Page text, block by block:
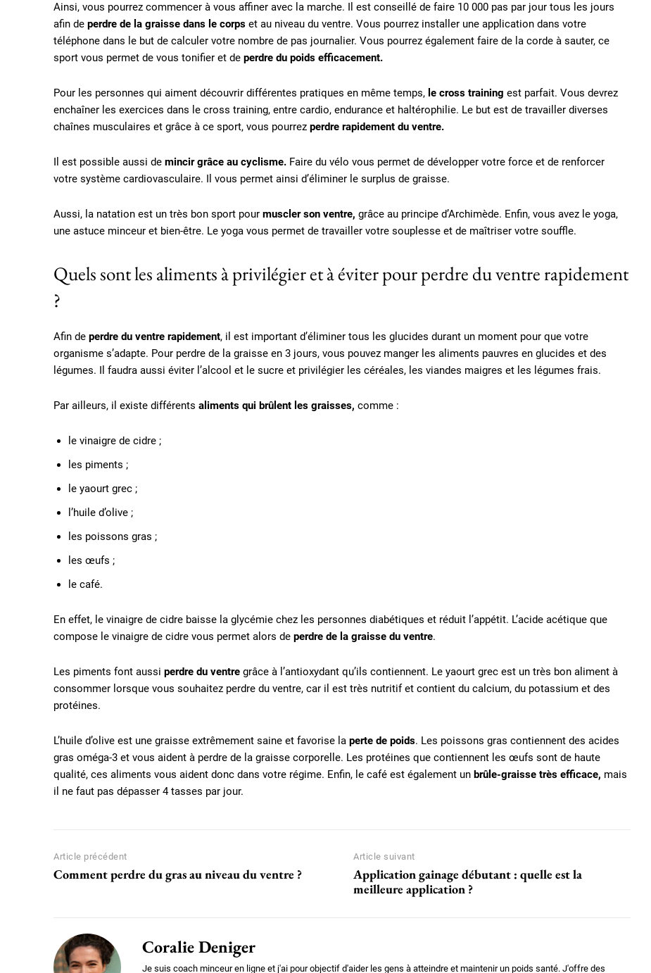
Ainsi, vous pourrez commencer à vous affiner avec la marche. Il est conseillé de faire 10 000 pas par jour tous les jours
afin de perdre de la graisse dans le corps et au niveau du ventre. Vous pourrez installer une application dans votre
téléphone dans le but de calculer votre nombre de pas journalier. Vous pourrez également faire de la corde à sauter, ce
sport vous permet de vous tonifier et de perdre du poids efficacement.
Pour les personnes qui aiment découvrir différentes pratiques en même temps, le cross training est parfait. Vous devrez
enchaîner les exercices dans le cross training, entre cardio, endurance et haltérophilie. Le but est de travailler diverses
chaînes musculaires et grâce à ce sport, vous pourrez perdre rapidement du ventre.
Il est possible aussi de mincir grâce au cyclisme. Faire du vélo vous permet de développer votre force et de renforcer
votre système cardiovasculaire. Il vous permet ainsi d’éliminer le surplus de graisse.
Aussi, la natation est un très bon sport pour muscler son ventre, grâce au principe d’Archimède. Enfin, vous avez le yoga,
une astuce minceur et bien-être. Le yoga vous permet de travailler votre souplesse et de maîtriser votre souffle.
Quels sont les aliments à privilégier et à éviter pour perdre du ventre rapidement
?
Afin de perdre du ventre rapidement, il est important d’éliminer tous les glucides durant un moment pour que votre
organisme s’adapte. Pour perdre de la graisse en 3 jours, vous pouvez manger les aliments pauvres en glucides et des
légumes. Il faudra aussi éviter l’alcool et le sucre et privilégier les céréales, les viandes maigres et les légumes frais.
Par ailleurs, il existe différents aliments qui brûlent les graisses, comme :
le vinaigre de cidre ;
les piments ;
le yaourt grec ;
l’huile d’olive ;
les poissons gras ;
les œufs ;
le café.
En effet, le vinaigre de cidre baisse la glycémie chez les personnes diabétiques et réduit l’appétit. L’acide acétique que
compose le vinaigre de cidre vous permet alors de perdre de la graisse du ventre.
Les piments font aussi perdre du ventre grâce à l’antioxydant qu’ils contiennent. Le yaourt grec est un très bon aliment à
consommer lorsque vous souhaitez perdre du ventre, car il est très nutritif et contient du calcium, du potassium et des
protéines.
L’huile d’olive est une graisse extrêmement saine et favorise la perte de poids. Les poissons gras contiennent des acides
gras oméga-3 et vous aident à perdre de la graisse corporelle. Les protéines que contiennent les œufs sont de haute
qualité, ces aliments vous aident donc dans votre régime. Enfin, le café est également un brûle-graisse très efficace, mais
il ne faut pas dépasser 4 tasses par jour.
Article précédent
Comment perdre du gras au niveau du ventre ?
Article suivant
Application gainage débutant : quelle est la
meilleure application ?
Coralie Deniger
Je suis coach minceur en ligne et j'ai pour objectif d'aider les gens à atteindre et maintenir un poids santé. J'offre des